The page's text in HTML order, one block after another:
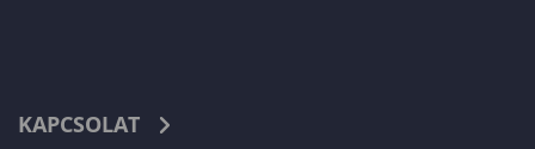
KAPCSOLAT